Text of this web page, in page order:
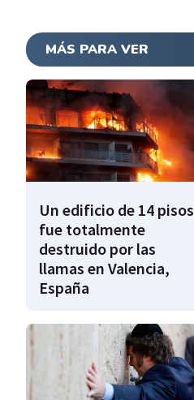
MÁS PARA VER
Un edificio de 14 pisos
fue totalmente
destruido por las
llamas en Valencia,
España